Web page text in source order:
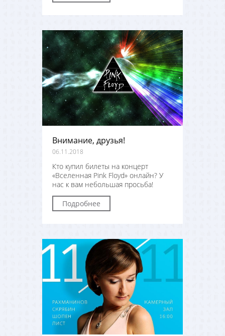
Внимание, друзья!
06.11.2018
Кто купил билеты на концерт
«Вселенная Pink Floyd» онлайн? У
нас к вам небольшая просьба!
Подробнее